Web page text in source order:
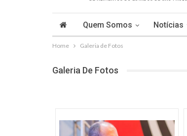
Quem Somos Notícias
Home Galeria de Fotos
Galeria De Fotos